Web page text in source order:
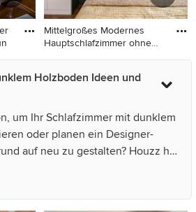
Mittelgroßes Modernes
Hauptschlafzimmer ohne
Mittelgroßes Modernes
Hauptschlafzimmer ohne
braunem Boden in Paris
Holzboden Ideen und
um Ihr Schlafzimmer mit dunklem
oder planen ein Designer-
auf neu zu gestalten? Houzz hat
unter anderem von Euga
et Massimiliano - STUDIO